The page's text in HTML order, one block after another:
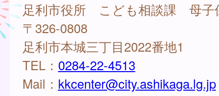
足利市役所 こども相談課 母子
〒326-0808
足利市本城三丁目2022番地1
TEL： 0284-22-4513
Mail： kkcenter@city.ashikaga.lg.jp